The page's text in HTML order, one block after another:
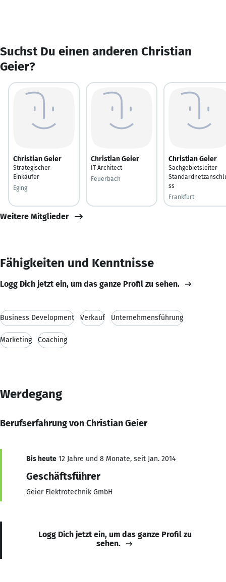
Suchst Du einen anderen Christian
Geier?
Christian Geier
Strategischer
Einkäufer
Eging
Christian Geier
IT Architect
Feuerbach
Christian Geier
Sachgebietsleiter
ss
Frankfurt
Weitere Mitglieder
Fähigkeiten und Kenntnisse
Logg Dich jetzt ein, um das ganze Profil zu sehen.
Business Development Verkauf Unternehmensführung
Marketing Coaching
Werdegang
Berufserfahrung von Christian Geier
Bis heute 12 Jahre und 8 Monate, seit Jan. 2014
Geschäftsführer
Geier Elektrotechnik GmbH
Logg Dich jetzt ein, um das ganze Profil zu
sehen.